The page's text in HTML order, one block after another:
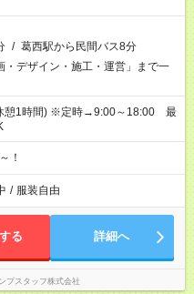
/ 葛西駅から民間バス8分
・デザイン・施工・運営」まで一
憩1時間) ※定時→9:00～18:00 最
！
/ 服装自由
る 詳細へ
プスタッフ株式会社